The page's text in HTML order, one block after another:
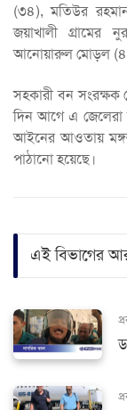
(৩৪), মতিউর
জয়াখালী গ্রামের
আনোয়ারুল মোড়ল
সহকারী বন সংরক্ষক
দিন আগে এ জেলেরা
আইনের আওতায়
পাঠানো হয়েছে।
এই বিভাগের